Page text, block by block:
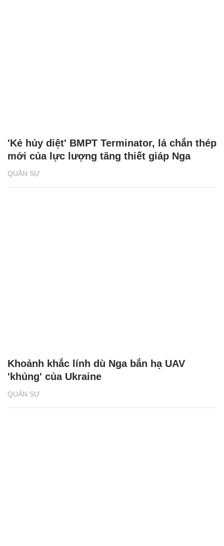
QUÂN SỰ
'Kẻ hủy diệt' BMPT Terminator, lá chắn thép
mới của lực lượng tăng thiết giáp Nga
QUÂN SỰ
Khoảnh khắc lính dù Nga bắn hạ UAV
'khủng' của Ukraine